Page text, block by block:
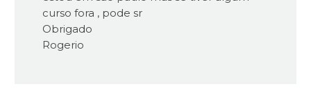
curso fora , pode sr
Obrigado
Rogerio